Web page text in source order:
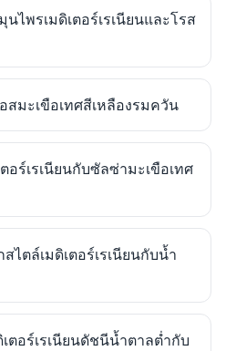
ไพรเมดิเตอร์เรเนียนและโรส
มะเขือเทศสีเหลืองรมควัน
อร์เรเนียนกับซัลซ่ามะเขือเทศ
ไตล์เมดิเตอร์เรเนียนกับน้ำ
ตอร์เรเนียนดัชนีน้ำตาลต่ำกับ